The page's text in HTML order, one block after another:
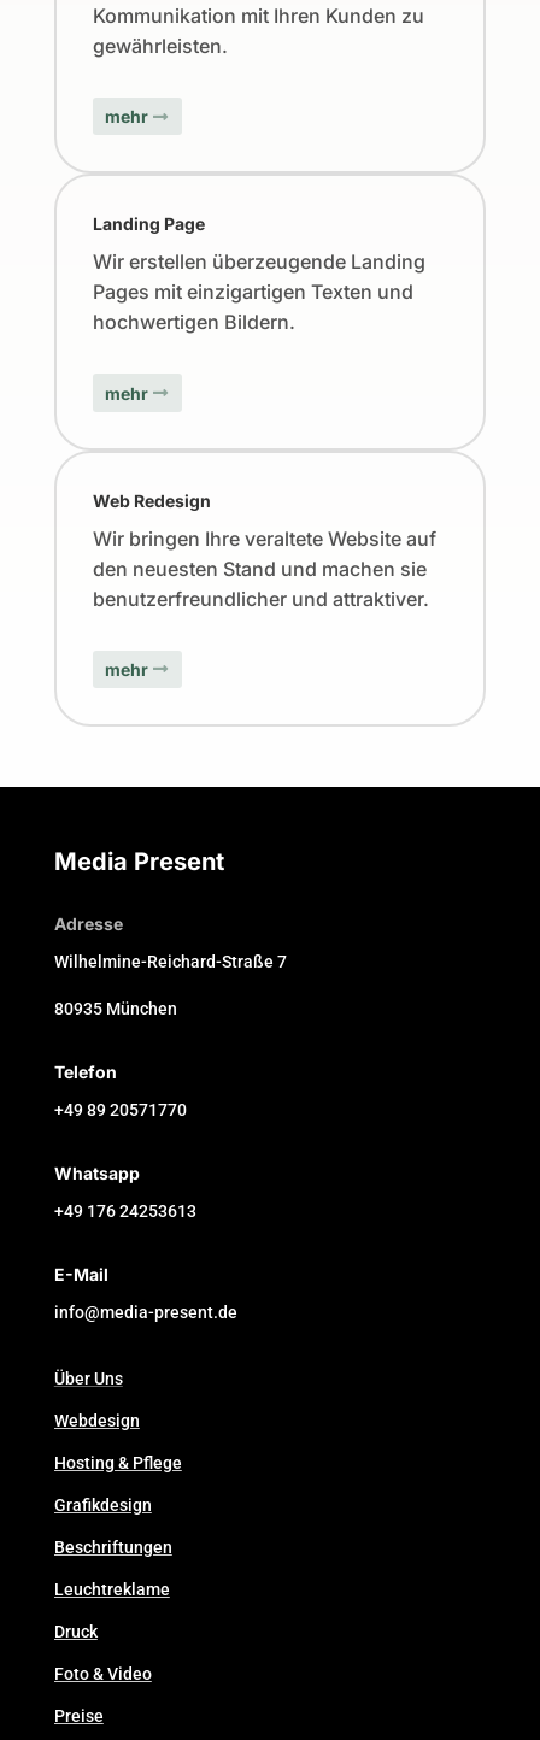
Kommunikation mit Ihren Kunden zu
gewährleisten.
mehr
Landing Page
Wir erstellen überzeugende Landing
Pages mit einzigartigen Texten und
hochwertigen Bildern.
mehr
Web Redesign
Wir bringen Ihre veraltete Website auf
den neuesten Stand und machen sie
benutzerfreundlicher und attraktiver.
mehr
Media Present
Adresse
Wilhelmine-Reichard-Straße 7
80935 München
Telefon
+49 89 20571770
Whatsapp
+49 176 24253613
E-Mail
info@media-present.de
Über Uns
Webdesign
Hosting & Pflege
Grafikdesign
Beschriftungen
Leuchtreklame
Druck
Foto & Video
Preise